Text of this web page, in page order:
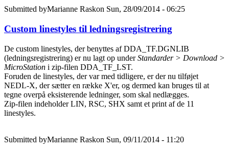
Submitted byMarianne Raskon Sun, 28/09/2014 - 06:25
Custom linestyles til ledningsregistrering
De custom linestyles, der benyttes af DDA_TF.DGNLIB
(ledningsregistrering) er nu lagt op underStandarder > Download >
MicroStation i zip-filen DDA_TF_LST.
Foruden de linestyles, der var med tidligere, er der nu tilføjet
NEDL-X, der sætter en række X'er, og dermed kan bruges til at
tegne overpå eksisterende ledninger, som skal nedlægges.
Zip-filen indeholder LIN, RSC, SHX samt et print af de 11
linestyles.
Submitted byMarianne Raskon Sun, 09/11/2014 - 11:20